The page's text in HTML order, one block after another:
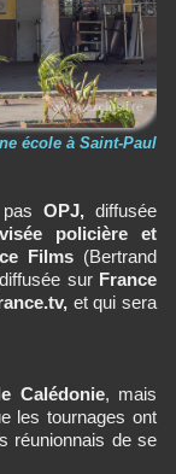
école à Saint-Paul
pasOPJ, diffusée
policière et
Films(Bertrand
surFrance
et qui sera
Calédonie, mais
les tournages ont
réunionnais de se